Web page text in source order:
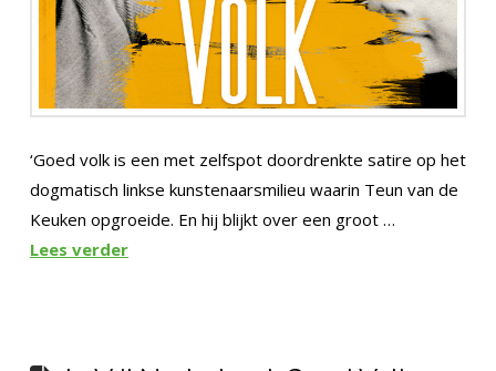
‘Goed volk is een met zelfspot doordrenkte satire op het
dogmatisch linkse kunstenaarsmilieu waarin Teun van de
Keuken opgroeide. En hij blijkt over een groot …
Lees verder